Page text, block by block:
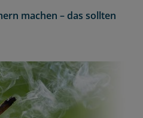
machen – das sollten